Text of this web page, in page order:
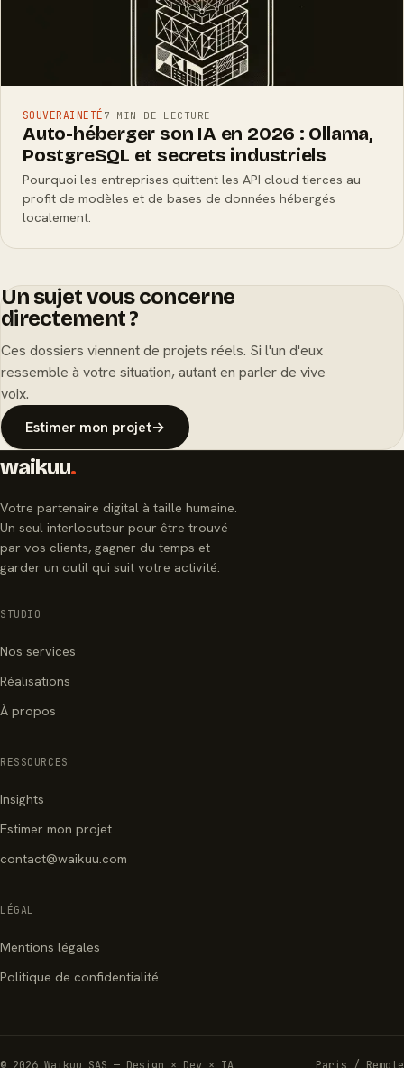
SOUVERAINETÉ 7 MIN DE LECTURE
Auto-héberger son IA en 2026 : Ollama,
PostgreSQL et secrets industriels
Pourquoi les entreprises quittent les API cloud tierces au
profit de modèles et de bases de données hébergés
localement.
Un sujet vous concerne
directement ?
Ces dossiers viennent de projets réels. Si l'un d'eux
ressemble à votre situation, autant en parler de vive
voix.
Estimer mon projet→
waikuu.
Votre partenaire digital à taille humaine.
Un seul interlocuteur pour être trouvé
par vos clients, gagner du temps et
garder un outil qui suit votre activité.
STUDIO
Nos services
Réalisations
À propos
RESSOURCES
Insights
Estimer mon projet
contact@waikuu.com
LÉGAL
Mentions légales
Politique de confidentialité